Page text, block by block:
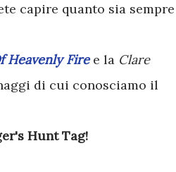
capire quanto sia sempre
Heavenly Firee la Clare
di cui conosciamo il
Hunt Tag!